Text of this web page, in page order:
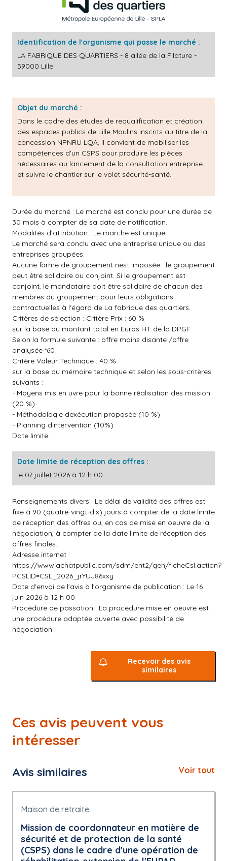
Identification de l'organisme qui passe le marché :
LA FABRIQUE DES QUARTIERS - 8 allée de la Filature -
59000 Lille
Objet du marché :
Dans le cadre des études de requalification et création
des espaces publics de Lille Moulins inscrits au titre de la
concession NPNRU LQA, il convient de mobiliser les
compétences d'un CSPS pour produire les pièces
nécessaires au lancement de la consultation entreprise
et suivre le chantier sur le volet sécurité-santé.
Durée du marché : Le marché est conclu pour une durée de
30 mois à compter de sa date de notification.
Modalités d'attribution : Le marché est unique.
Le marché sera conclu avec une entreprise unique ou des
entreprises groupées.
Aucune forme de groupement nest imposée : le groupement
peut être solidaire ou conjoint. Si le groupement est
conjoint, le mandataire doit être solidaire de chacun des
membres du groupement pour leurs obligations
contractuelles à l'égard de La fabrique des quartiers.
Critères de sélection : Critère Prix : 60 %
sur la base du montant total en Euros HT de la DPGF
Selon la formule suivante : offre moins disante /offre
analysée *60
Critère Valeur Technique : 40 %
sur la base du mémoire technique et selon les sous-critères
suivants :
- Moyens mis en uvre pour la bonne réalisation des mission
(20 %)
- Méthodologie dexécution proposée (10 %)
- Planning dintervention (10%)
Date limite :
Date limite de réception des offres :
le 07 juillet 2026 à 12 h 00
Renseignements divers : Le délai de validité des offres est
fixé à 90 (quatre-vingt-dix) jours à compter de la date limite
de réception des offres ou, en cas de mise en oeuvre de la
négociation, à compter de la date limite de réception des
offres finales.
Adresse internet :
https://www.achatpublic.com/sdm/ent2/gen/ficheCsl.action?
PCSLID=CSL_2026_jrYUJ86xxy
Date d'envoi de l'avis à l'organisme de publication : Le 16
juin 2026 à 12 h 00
Procédure de passation : La procédure mise en oeuvre est
une procédure adaptée ouverte avec possibilité de
négociation.
Recevoir des avis
similaires
Ces avis peuvent vous
intéresser
Avis similaires Voir tout
Maison de retraite
Mission de coordonnateur en matière de
sécurité et de protection de la santé
(CSPS) dans le cadre d'une opération de